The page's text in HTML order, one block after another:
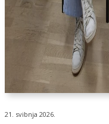
21. svibnja 2026.